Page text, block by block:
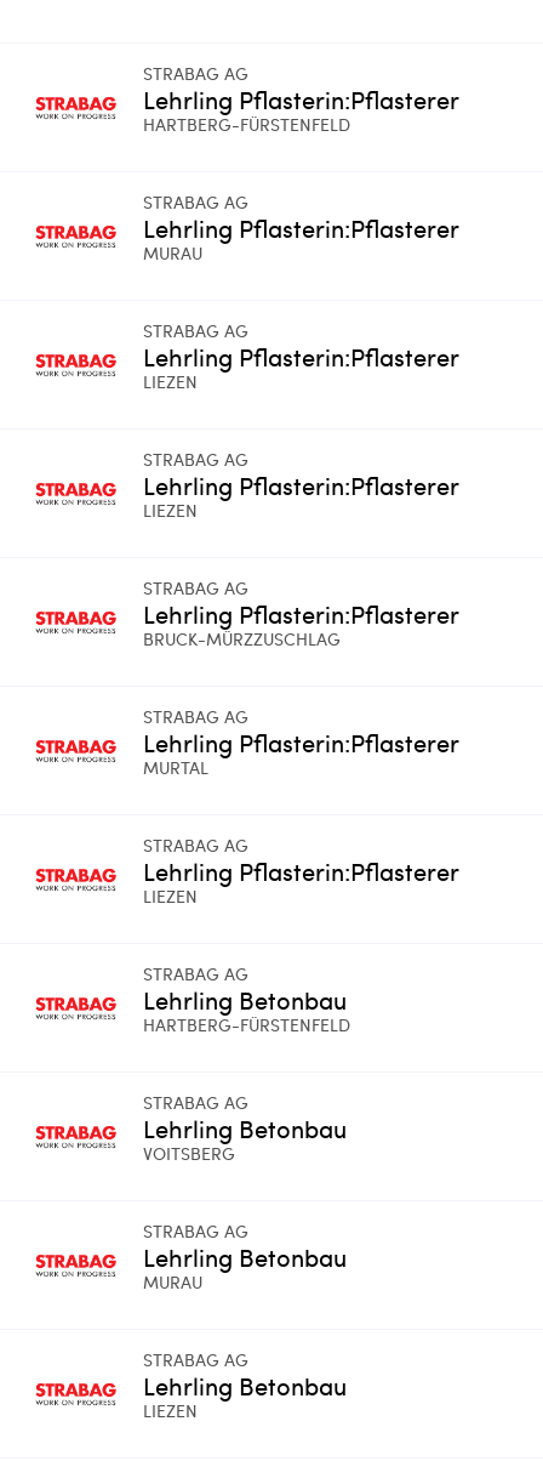
STRABAG AG
Lehrling Pflasterin:Pflasterer
HARTBERG-FÜRSTENFELD
STRABAG AG
Lehrling Pflasterin:Pflasterer
MURAU
STRABAG AG
Lehrling Pflasterin:Pflasterer
LIEZEN
STRABAG AG
Lehrling Pflasterin:Pflasterer
LIEZEN
STRABAG AG
Lehrling Pflasterin:Pflasterer
BRUCK-MÜRZZUSCHLAG
STRABAG AG
Lehrling Pflasterin:Pflasterer
MURTAL
STRABAG AG
Lehrling Pflasterin:Pflasterer
LIEZEN
STRABAG AG
Lehrling Betonbau
HARTBERG-FÜRSTENFELD
STRABAG AG
Lehrling Betonbau
VOITSBERG
STRABAG AG
Lehrling Betonbau
MURAU
STRABAG AG
Lehrling Betonbau
LIEZEN